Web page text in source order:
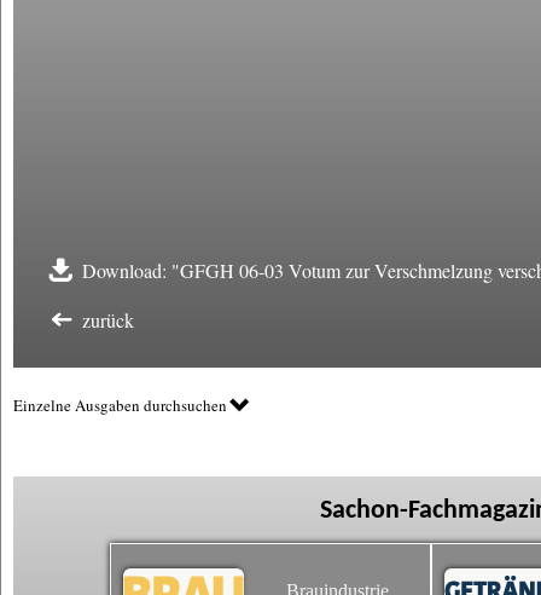
Download: "GFGH 06-03 Votum zur Verschmelzung
zurück
Einzelne Ausgaben durchsuchen
Sachon-
Brauindustrie